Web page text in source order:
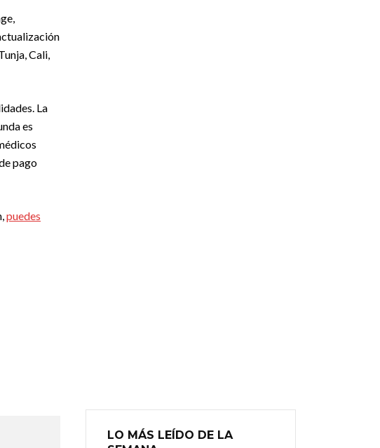
Cali,
La
es
pago
puedes
LO MÁS LEÍDO DE LA